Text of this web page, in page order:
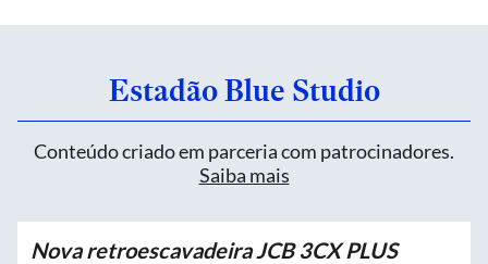
Estadão Blue Studio
Conteúdo criado em parceria com patrocinadores.
Saiba mais
Nova retroescavadeira JCB 3CX PLUS